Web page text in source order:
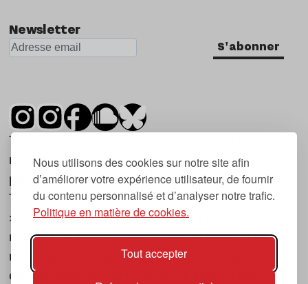
Nous utilisons des cookies sur notre site afin
d’améliorer votre expérience utilisateur, de fournir
du contenu personnalisé et d’analyser notre trafic.
Politique en matière de cookies.
Tout accepter
Newsletter
S'abonner
Tsugi est un mensuel indépendant sur la
musique et les nouvelles tendances, dont la
première parution date de 2007.
Tsugi en japonais signifie « prochain », « suivant
», ce qui correspond à la thématique du
magazine, à l’affût des nouvelles tendances
musicales, qu’elles viennent de la musique
électronique, du rock ou du hip hop, et des